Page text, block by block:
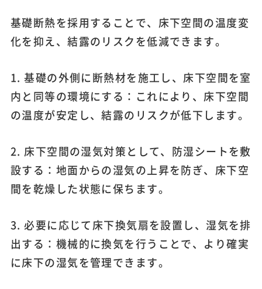
基礎断熱を採用することで、床下空間の温度変
化を抑え、結露のリスクを低減できます。
1. 基礎の外側に断熱材を施工し、床下空間を室
内と同等の環境にする：これにより、床下空間
の温度が安定し、結露のリスクが低下します。
2. 床下空間の湿気対策として、防湿シートを敷
設する：地面からの湿気の上昇を防ぎ、床下空
間を乾燥した状態に保ちます。
3. 必要に応じて床下換気扇を設置し、湿気を排
出する：機械的に換気を行うことで、より確実
に床下の湿気を管理できます。